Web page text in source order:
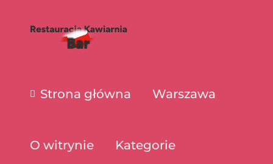
Strona główna Warszawa
O witrynie Kategorie